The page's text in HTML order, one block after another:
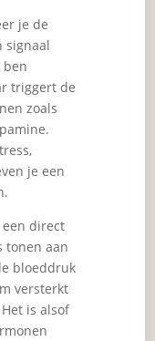
je de
signaal
ben
triggert de
zoals
je een
direct
tonen aan
bloeddruk
versterkt
is alsof